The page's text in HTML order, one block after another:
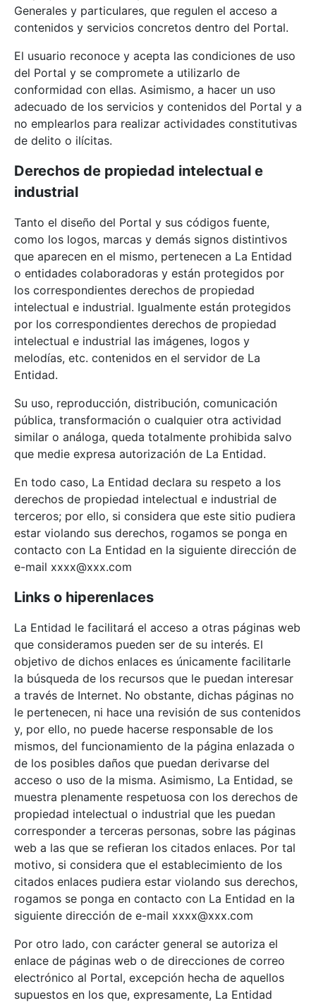
Generales y particulares, que regulen el acceso a
contenidos y servicios concretos dentro del Portal.
El usuario reconoce y acepta las condiciones de uso
del Portal y se compromete a utilizarlo de
conformidad con ellas. Asimismo, a hacer un uso
adecuado de los servicios y contenidos del Portal y a
no emplearlos para realizar actividades constitutivas
de delito o ilícitas.
Derechos de propiedad intelectual e
industrial
Tanto el diseño del Portal y sus códigos fuente,
como los logos, marcas y demás signos distintivos
que aparecen en el mismo, pertenecen a La Entidad
o entidades colaboradoras y están protegidos por
los correspondientes derechos de propiedad
intelectual e industrial. Igualmente están protegidos
por los correspondientes derechos de propiedad
intelectual e industrial las imágenes, logos y
melodías, etc. contenidos en el servidor de La
Entidad.
Su uso, reproducción, distribución, comunicación
pública, transformación o cualquier otra actividad
similar o análoga, queda totalmente prohibida salvo
que medie expresa autorización de La Entidad.
En todo caso, La Entidad declara su respeto a los
derechos de propiedad intelectual e industrial de
terceros; por ello, si considera que este sitio pudiera
estar violando sus derechos, rogamos se ponga en
contacto con La Entidad en la siguiente dirección de
e-mail xxxx@xxx.com
Links o hiperenlaces
La Entidad le facilitará el acceso a otras páginas web
que consideramos pueden ser de su interés. El
objetivo de dichos enlaces es únicamente facilitarle
la búsqueda de los recursos que le puedan interesar
a través de Internet. No obstante, dichas páginas no
le pertenecen, ni hace una revisión de sus contenidos
y, por ello, no puede hacerse responsable de los
mismos, del funcionamiento de la página enlazada o
de los posibles daños que puedan derivarse del
acceso o uso de la misma. Asimismo, La Entidad, se
muestra plenamente respetuosa con los derechos de
propiedad intelectual o industrial que les puedan
corresponder a terceras personas, sobre las páginas
web a las que se refieran los citados enlaces. Por tal
motivo, si considera que el establecimiento de los
citados enlaces pudiera estar violando sus derechos,
rogamos se ponga en contacto con La Entidad en la
siguiente dirección de e-mail xxxx@xxx.com
Por otro lado, con carácter general se autoriza el
enlace de páginas web o de direcciones de correo
electrónico al Portal, excepción hecha de aquellos
supuestos en los que, expresamente, La Entidad